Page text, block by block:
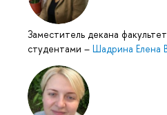
Заместитель декана
студентами – Шадрина Елена